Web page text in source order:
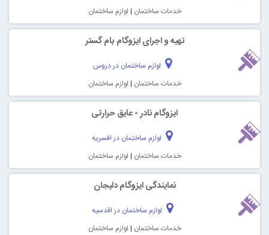
خدمات ساختمان|لوازم ساختمان
تهیه و اجرای ایزوگام بام گستر
لوازم ساختمان در دروس
خدمات ساختمان|لوازم ساختمان
ایزوگام نادر - عایق حرارتی
لوازم ساختمان در افسریه
خدمات ساختمان|لوازم ساختمان
نمایندگی ایزوگام دلیجان
لوازم ساختمان در اقدسیه
خدمات ساختمان|لوازم ساختمان